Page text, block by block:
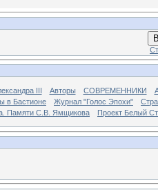
III Авторы СОВРЕМЕННИКИ
в Бастионе Журнал "Голос Эпохи"
Памяти С.В. Ямщикова Проект Белый